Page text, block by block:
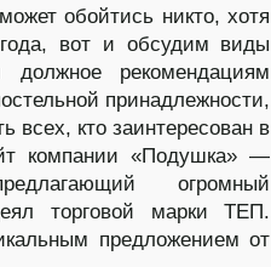
обойтись никто, хотя
вот и обсудим виды
рекомендациям
принадлежности,
всех, кто заинтересован в
компании «Подушка» —
огромный
торговой марки ТЕП.
предложением от